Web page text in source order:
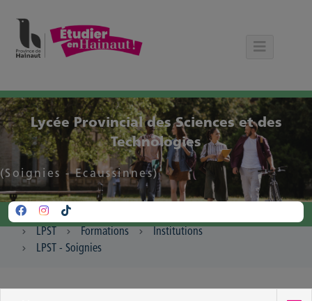
Lycée Provincial des Sciences et des
Technologies
(Soignies - Ecaussinnes)
LPST Formations
Institutions
LPST - Soignies